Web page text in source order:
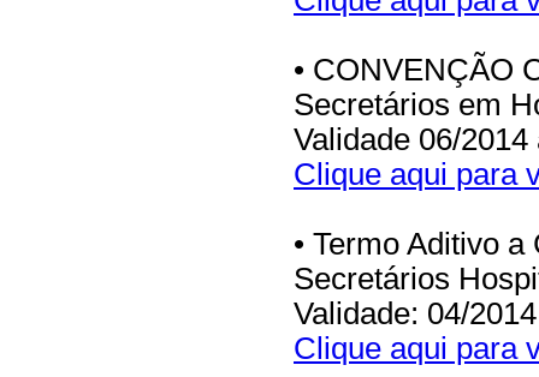
• CONVENÇÃO
Secretários em
Validade 06/2014
Clique aqui para
• Termo Aditivo
Secretários
Validade: 04/
Clique aqui para